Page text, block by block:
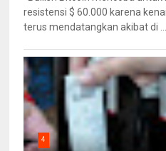
resistensi $ 60.000 karena
terus mendatangkan akibat di ...
4